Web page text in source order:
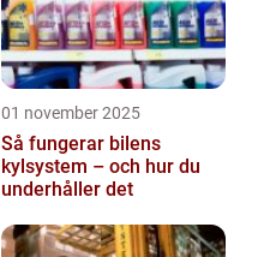
01 november 2025
Så fungerar bilens
kylsystem – och hur du
underhåller det